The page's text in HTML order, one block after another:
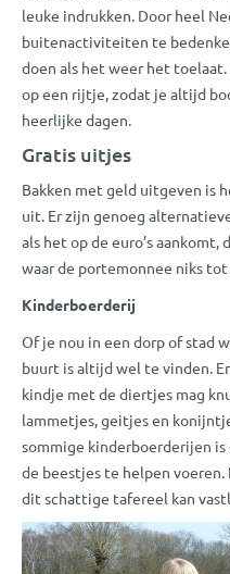
leuke indrukken. Door heel
buitenactiviteiten te
doen als het weer het
op een rijtje, zodat je altijd
heerlijke dagen.
Gratis uitjes
Bakken met geld uitgeven is
uit. Er zijn genoeg
als het op de euro’s
waar de portemonnee niks
Kinderboerderij
Of je nou in een dorp of stad
buurt is altijd wel te vinden.
kindje met de diertjes mag
lammetjes, geitjes en
sommige kinderboerderijen
de beestjes te helpen
dit schattige tafereel kan